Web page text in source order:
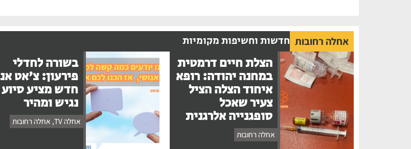
אחלה רחובות חדשות וחשיפות מקומיות
הצלת חיים דרמטית
במחנה יהודה: רופא
איחוד הצלה הציל
צעיר שאכל
סופגנייה אלרגנית
אחלה רחובות
בשורה לחדלי
פירעון: צ'אט
חדש מציע סיוע
נגיש ומהיר
אחלה TV , אחלה רחובות